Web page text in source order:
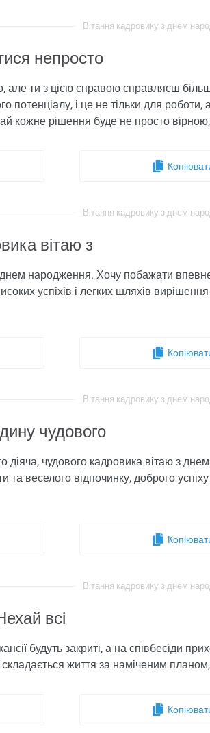
Вітання кадровику з днем
непросто
але ти з цією справою справляєш
потенціалу, і це не тільки для
кожне рішення буде не просто
Вітання кадровику з днем
вітаю з
​​народження. Хочу побажати
успіхів і легких шляхів
Вітання кадровику з днем
чудового
діяча, чудового кадровика вітаю з
та веселого відпочинку, доброго
Вітання кадровику з днем
всі
будуть закриті, а на співбесіди
складається життя за наміченим